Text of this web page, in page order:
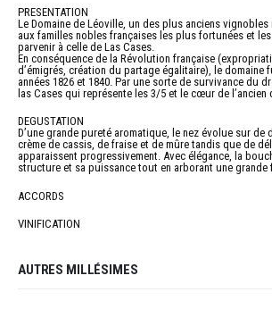
PRESENTATION
Le Domaine de Léoville, un des plus anciens
aux familles nobles françaises les plus fortunées et
parvenir à celle de Las Cases.
En conséquence de la Révolution française
d’émigrés, création du partage égalitaire), le domaine
années 1826 et 1840. Par une sorte de survivance du
las Cases qui représente les 3/5 et le cœur de l’ancien
DEGUSTATION
D’une grande pureté aromatique, le nez évolue sur de
crème de cassis, de fraise et de mûre tandis que de
apparaissent progressivement. Avec élégance, la
structure et sa puissance tout en arborant une grande
ACCORDS
VINIFICATION
AUTRES MILLÉSIMES